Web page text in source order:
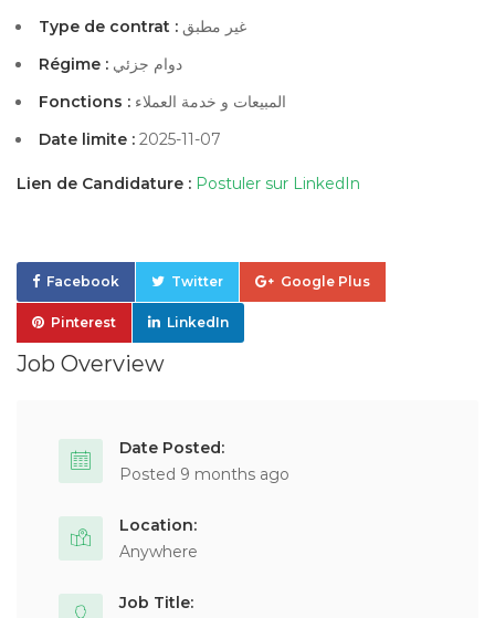
Type de contrat : غير مطبق
Régime : دوام جزئي
Fonctions : المبيعات و خدمة العملاء
Date limite : 2025-11-07
Lien de Candidature : Postuler sur LinkedIn
Facebook Twitter Google Plus
Pinterest LinkedIn
Job Overview
Date Posted:
Posted 9 months ago
Location:
Anywhere
Job Title: